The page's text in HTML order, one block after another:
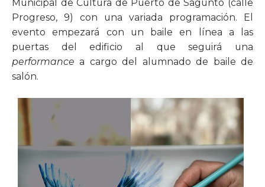
Municipal de Cultura de Puerto de Sagunto (calle
Progreso, 9) con una variada programación. El
evento empezará con un baile en línea a las
puertas del edificio al que seguirá una
performance a cargo del alumnado de baile de
salón.